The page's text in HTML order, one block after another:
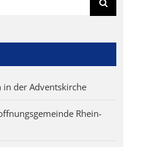
in der Adventskirche
Rhein-